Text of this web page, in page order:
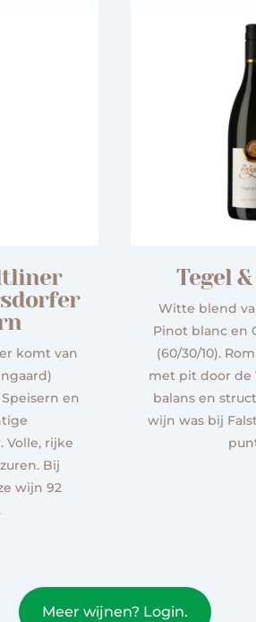
komt van
en
Volle, rijke
Bij
wijn 92
Tegel
Witte blend
Pinot blanc en
(60/30/10).
met pit door de
balans en
wijn was bij
Meer wijnen? Login.